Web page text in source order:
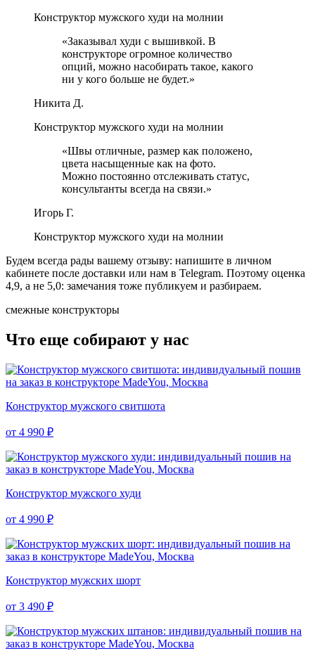
Конструктор мужского худи на молнии
«Заказывал худи с вышивкой. В
конструкторе огромное количество
опций, можно насобирать такое, какого
ни у кого больше не будет.»
Никита Д.
Конструктор мужского худи на молнии
«Швы отличные, размер как положено,
цвета насыщенные как на фото.
Можно постоянно отслеживать статус,
консультанты всегда на связи.»
Игорь Г.
Конструктор мужского худи на молнии
Будем всегда рады вашему отзыву: напишите в личном
кабинете после доставки или нам в Telegram. Поэтому оценка
4,9, а не 5,0: замечания тоже публикуем и разбираем.
смежные конструкторы
Что еще собирают у нас
Конструктор мужского свитшота
от 4 990 ₽
Конструктор мужского худи
от 4 990 ₽
Конструктор мужских шорт
от 3 490 ₽